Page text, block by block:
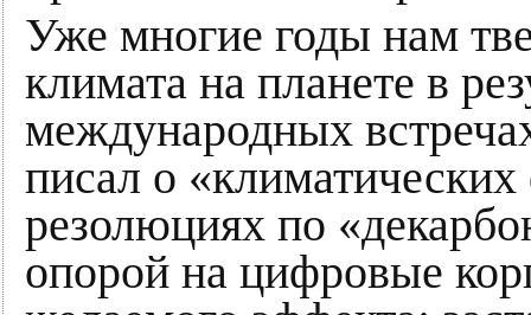
Уже многие годы нам
климата на планете в
международных
писал о
резолюциях по
опорой на цифровые